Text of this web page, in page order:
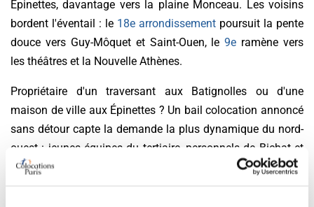
Épinettes, davantage vers la plaine Monceau. Les voisins
bordent l'éventail : le 18e arrondissement poursuit la pente
douce vers Guy-Môquet et Saint-Ouen, le9e ramène vers
les théâtres et la Nouvelle Athènes.
Propriétaire d'un traversant aux Batignolles ou d'une
maison de ville aux Épinettes ? Un bail colocation annoncé
sans détour capte la demande la plus dynamique du nord-
ouest : jeunes équipes du tertiaire, personnels de Bichat et
des cliniques, familles recomposées en quête de grands